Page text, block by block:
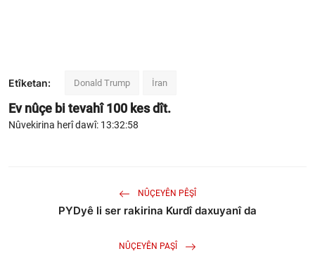
Etîketan: Donald Trump İran
Ev nûçe bi tevahî100 kes dît.
Nûvekirina herî dawî: 13:32:58
NÛÇEYÊN PÊŞÎ
PYDyê li ser rakirina Kurdî daxuyanî da
NÛÇEYÊN PAŞÎ